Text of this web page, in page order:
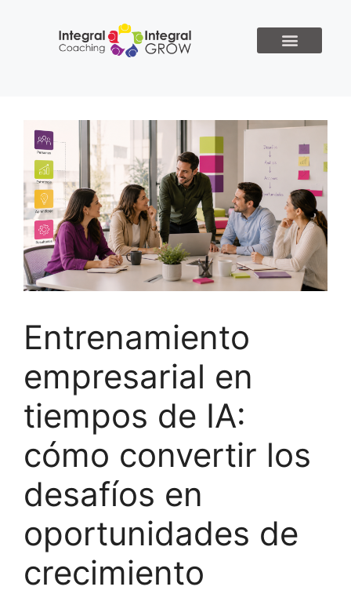
Entrenamiento
empresarial en
tiempos de IA:
cómo convertir los
desafíos en
oportunidades de
crecimiento